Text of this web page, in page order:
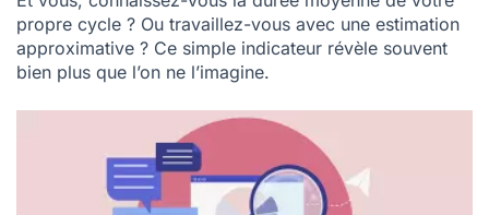
propre cycle ? Ou travaillez-vous avec une estimation
approximative ? Ce simple indicateur révèle souvent
bien plus que l’on ne l’imagine.